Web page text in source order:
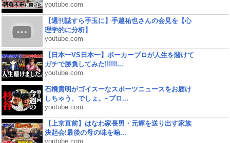
youtube.com
【週刊誌すら手玉に】手越祐也さんの会見を【心
理学的に分析】
youtube.com
【日本一VS日本一】ポーカープロが人生を賭けて
ガチで勝負してみた!!!!!!...
youtube.com
石橋貴明がゴイスーなスポーツニュースをお届け
しちゃう、でしょ。~プロ...
youtube.com
【上京直前】はなわ家長男・元輝を送り出す家族
決起会!最後の母の味を噛...
youtube.com